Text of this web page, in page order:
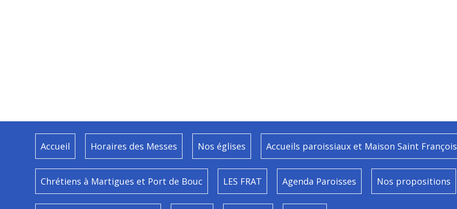
Accueil Horaires des Messes Nos églises Accueils paroissiaux et Maison Saint François
Chrétiens à Martigues et Port de Bouc LES FRAT Agenda Paroisses Nos propositions